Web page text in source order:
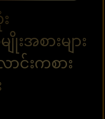
းအစားများ
းကစား